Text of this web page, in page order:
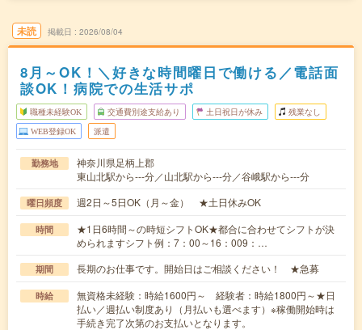
未読 掲載日 2026/08/04
8月～OK！＼好きな時間曜日で働ける／電話面
談OK！病院での生活サポ
職種未経験OK 交通費別途支給あり 土日祝日が休み 残業なし
WEB登録OK 派遣
勤務地
神奈川県足柄上郡
東山北駅から---分／山北駅から---分／谷峨駅から---分
曜日頻度 週2日～5日OK（月～金） ★土日休みOK
時間
★1日6時間～の時短シフトOK★都合に合わせてシフトが決
められますシフト例：7：00～16：009：…
期間 長期のお仕事です。開始日はご相談ください！ ★急募
時給
無資格未経験：時給1600円～ 経験者：時給1800円～★日
払い／週払い制度あり（月払いも選べます）※稼働開始時は
手続き完了次第のお支払いとなります。